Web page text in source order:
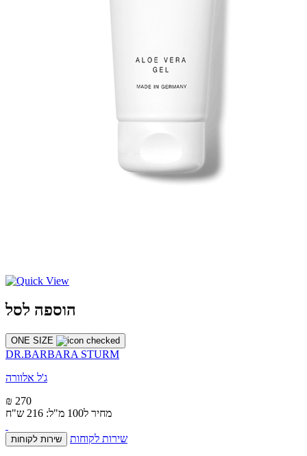
הוספה לסל
ONE SIZE
DR.BARBARA STURM
ג'ל אלוורה
₪ 270
מחיר ל100 מ"ל: 216 ש"ח
שירות לקוחות שירות לקוחות